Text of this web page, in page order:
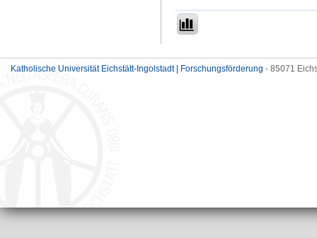
Katholische Universität Eichstätt-Ingolstadt | Forschungsförderung - 85071